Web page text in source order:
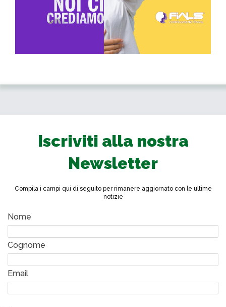
Iscriviti alla nostra
Newsletter
Compila i campi qui di seguito per rimanere aggiornato con le ultime
notizie
Nome
Cognome
Email